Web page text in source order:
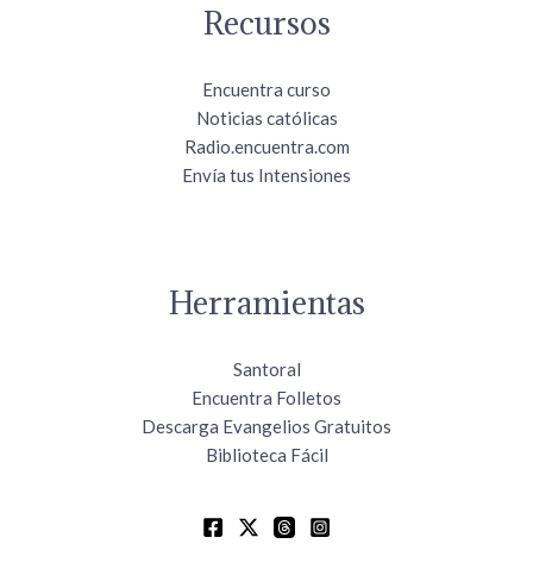
Recursos
Encuentra curso
Noticias católicas
Radio.encuentra.com
Envía tus Intensiones
Herramientas
Santoral
Encuentra Folletos
Descarga Evangelios Gratuitos
Biblioteca Fácil